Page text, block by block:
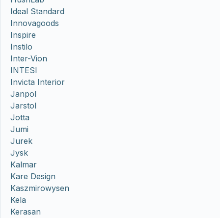
Ideal Standard
Innovagoods
Inspire
Instilo
Inter-Vion
INTESI
Invicta Interior
Janpol
Jarstol
Jotta
Jumi
Jurek
Jysk
Kalmar
Kare Design
Kaszmirowysen
Kela
Kerasan